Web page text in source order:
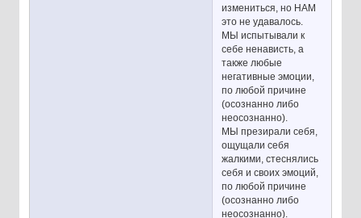
измениться, но НАМ
это не удавалось.
МЫ испытывали к
себе ненависть, а
также любые
негативные эмоции,
по любой причине
(осознанно либо
неосознанно).
МЫ презирали себя,
ощущали себя
жалкими, стеснялись
себя и своих эмоций,
по любой причине
(осознанно либо
неосознанно).